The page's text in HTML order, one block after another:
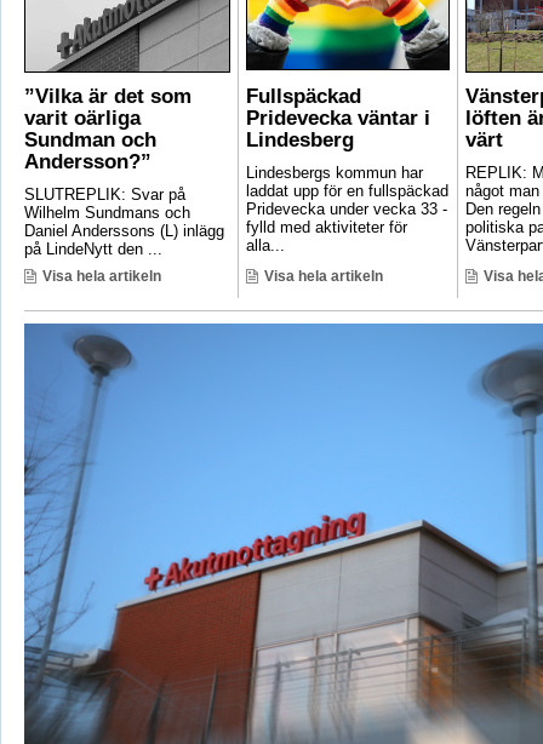
”Vilka är det som
varit oärliga
Sundman och
Andersson?”
SLUTREPLIK: Svar på
Wilhelm Sundmans och
Daniel Anderssons (L) inlägg
på LindeNytt den ...
Visa hela artikeln
Fullspäckad
Pridevecka väntar i
Lindesberg
Lindesbergs kommun har
laddat upp för en fullspäckad
Pridevecka under vecka 33 -
fylld med aktiviteter för
alla...
Visa hela artikeln
löften
värt
REPLIK:
något
Den
politiska
Visa